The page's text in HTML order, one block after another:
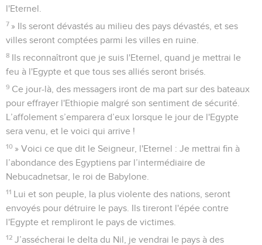
l'Eternel.
7 » Ils seront dévastés au milieu des pays dévastés, et ses
villes seront comptées parmi les villes en ruine.
8 Ils reconnaîtront que je suis l'Eternel, quand je mettrai le
feu à l'Egypte et que tous ses alliés seront brisés.
9 Ce jour-là, des messagers iront de ma part sur des bateaux
pour effrayer l'Ethiopie malgré son sentiment de sécurité.
L’affolement s’emparera d’eux lorsque le jour de l'Egypte
sera venu, et le voici qui arrive !
10 » Voici ce que dit le Seigneur, l'Eternel : Je mettrai fin à
l’abondance des Egyptiens par l’intermédiaire de
Nebucadnetsar, le roi de Babylone.
11 Lui et son peuple, la plus violente des nations, seront
envoyés pour détruire le pays. Ils tireront l'épée contre
l'Egypte et rempliront le pays de victimes.
12 J’assécherai le delta du Nil, je vendrai le pays à des